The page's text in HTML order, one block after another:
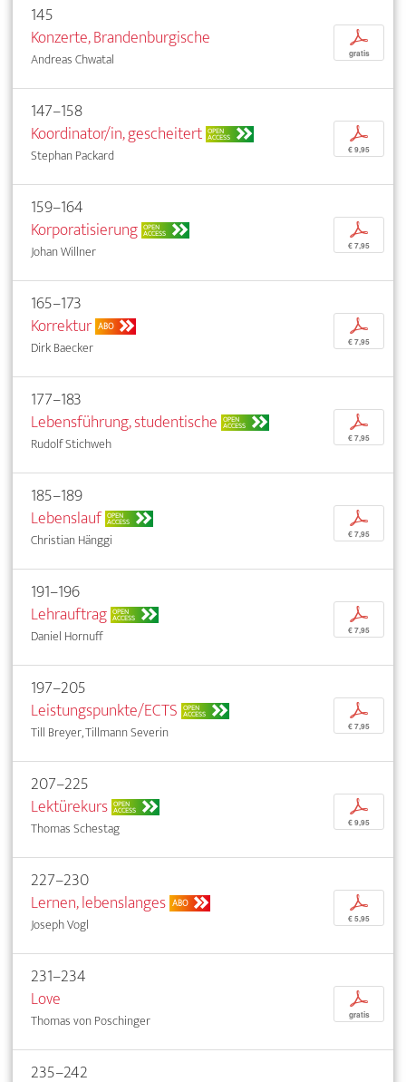
145
Konzerte, Brandenburgische
Andreas Chwatal
p
gratis
147–158
Koordinator/in, gescheitert OPEN
ACCESS
Stephan Packard
p
€ 9,95
159–164
Korporatisierung OPEN
ACCESS
Johan Willner
p
€ 7,95
165–173
Korrektur ABO
Dirk Baecker
p
€ 7,95
177–183
Lebensführung, studentische OPEN
ACCESS
Rudolf Stichweh
p
€ 7,95
185–189
Lebenslauf OPEN
ACCESS
Christian Hänggi
p
€ 7,95
191–196
Lehrauftrag OPEN
ACCESS
Daniel Hornuff
p
€ 7,95
197–205
Leistungspunkte/ECTS OPEN
ACCESS
Till Breyer, Tillmann Severin
p
€ 7,95
207–225
Lektürekurs OPEN
ACCESS
Thomas Schestag
p
€ 9,95
227–230
Lernen, lebenslanges ABO
Joseph Vogl
p
€ 5,95
231–234
Love
Thomas von Poschinger
p
gratis
235–242